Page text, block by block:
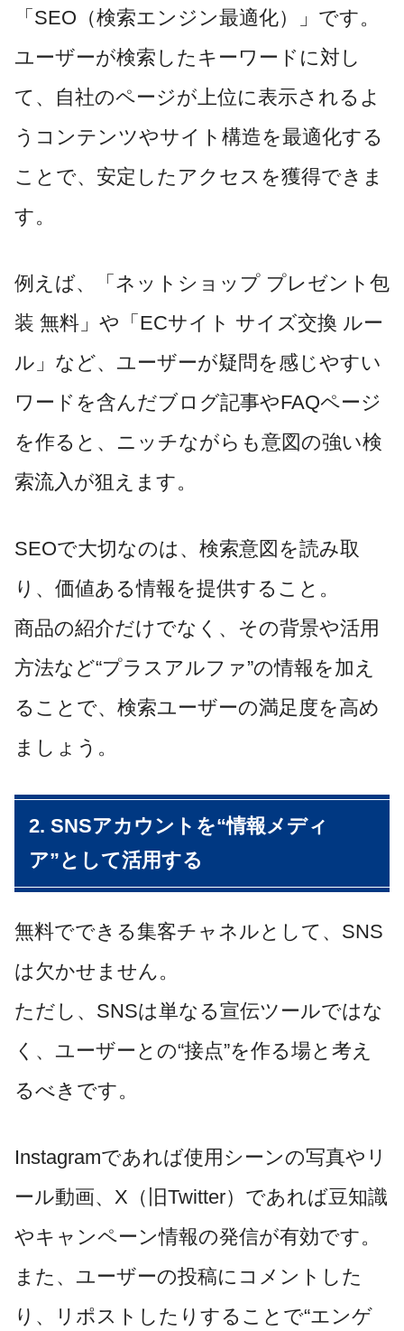
「SEO（検索エンジン最適化）」です。
ユーザーが検索したキーワードに対し
て、自社のページが上位に表示されるよ
うコンテンツやサイト構造を最適化する
ことで、安定したアクセスを獲得できま
す。
例えば、「ネットショップ プレゼント包
装 無料」や「ECサイト サイズ交換 ルー
ル」など、ユーザーが疑問を感じやすい
ワードを含んだブログ記事やFAQページ
を作ると、ニッチながらも意図の強い検
索流入が狙えます。
SEOで大切なのは、検索意図を読み取
り、価値ある情報を提供すること。
商品の紹介だけでなく、その背景や活用
方法など“プラスアルファ”の情報を加え
ることで、検索ユーザーの満足度を高め
ましょう。
2. SNSアカウントを“情報メディ
ア”として活用する
無料でできる集客チャネルとして、SNS
は欠かせません。
ただし、SNSは単なる宣伝ツールではな
く、ユーザーとの“接点”を作る場と考え
るべきです。
Instagramであれば使用シーンの写真やリ
ール動画、X（旧Twitter）であれば豆知識
やキャンペーン情報の発信が有効です。
また、ユーザーの投稿にコメントした
り、リポストしたりすることで“エンゲ